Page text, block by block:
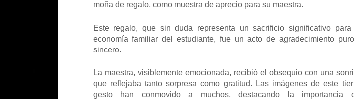
moña de regalo, como muestra de aprecio para su maestra.
Este regalo, que sin duda representa un sacrificio significativo para
economía familiar del estudiante, fue un acto de agradecimiento
sincero.
La maestra, visiblemente emocionada, recibió el obsequio con una
que reflejaba tanto sorpresa como gratitud. Las imágenes de este
gesto han conmovido a muchos, destacando la importancia